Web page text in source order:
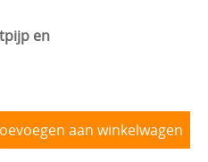
en
aan winkelwagen